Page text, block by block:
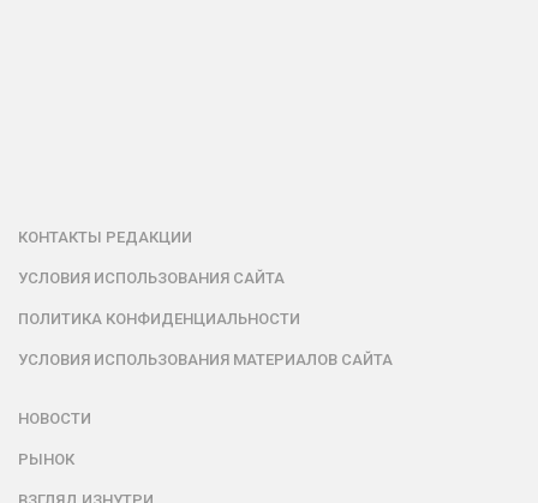
КОНТАКТЫ РЕДАКЦИИ
УСЛОВИЯ ИСПОЛЬЗОВАНИЯ САЙТА
ПОЛИТИКА КОНФИДЕНЦИАЛЬНОСТИ
УСЛОВИЯ ИСПОЛЬЗОВАНИЯ МАТЕРИАЛОВ САЙТА
НОВОСТИ
РЫНОК